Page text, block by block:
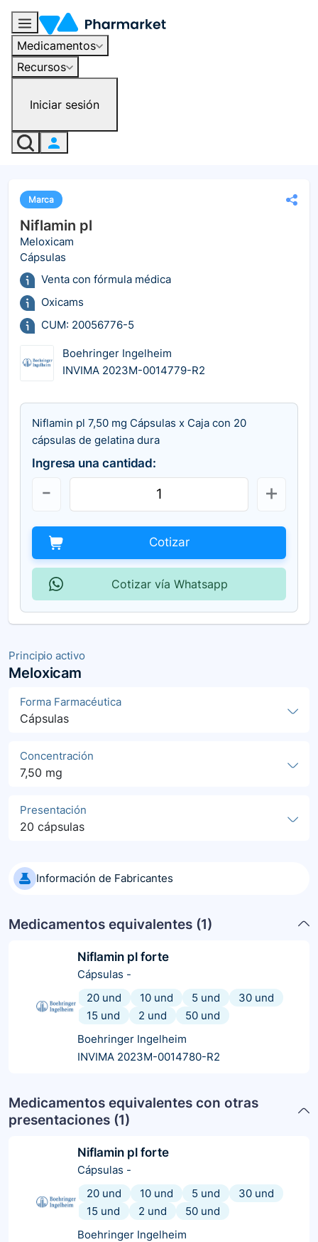
Medicamentos
Recursos
Iniciar sesión
Principio activo
Meloxicam
Forma Farmacéutica
Cápsulas
Concentración
7,50 mg
Presentación
20 cápsulas
Información de Fabricantes
Medicamentos equivalentes (1)
Niflamin pl forte
Cápsulas -
20 und
10 und 5 und
30 und
15 und
2 und
50 und
Boehringer Ingelheim
INVIMA 2023M-0014780-R2
Medicamentos equivalentes con otras
presentaciones (1)
Niflamin pl forte
Cápsulas -
20 und
10 und 5 und
30 und
15 und
2 und
50 und
Boehringer Ingelheim
Marca
Niflamin pl
Meloxicam
Cápsulas
Venta con fórmula médica
Oxicams
CUM: 20056776-5
Boehringer Ingelheim
INVIMA 2023M-0014779-R2
Niflamin pl 7,50 mg Cápsulas x Caja con 20
cápsulas de gelatina dura
Ingresa una cantidad:
Cotizar
Cotizar vía Whatsapp